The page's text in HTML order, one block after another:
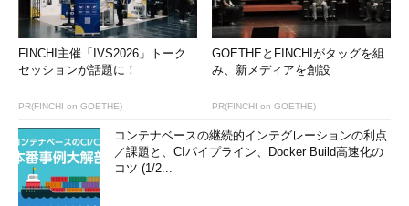
FINCHI主催「IVS2026」トーク
セッションが話題に！
PR(FINCHI on GOETHE)
GOETHEとFINCHIがタッグを組
み、新メディアを創設
PR(FINCHI on GOETHE)
コンテナベースの継続的インテグレーションの利点
／課題と、CIパイプライン、Docker Build高速化の
コツ (1/2...